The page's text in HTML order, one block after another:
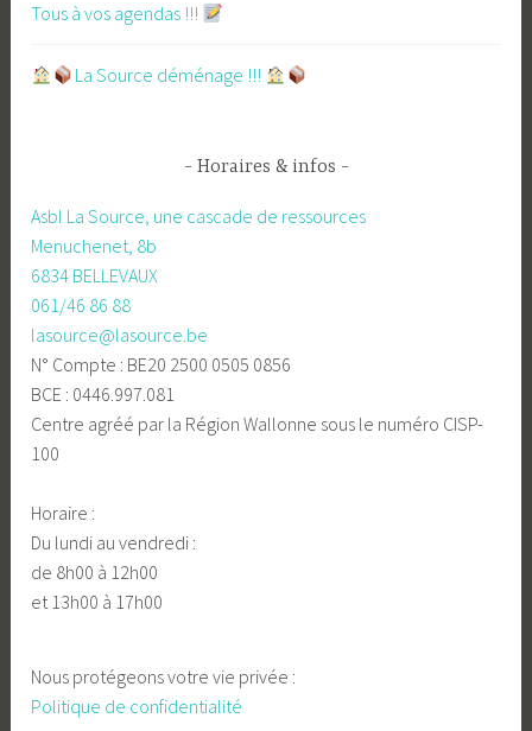
Tous à vos agendas !!!
​La Source déménage !!!
Horaires & infos
Asbl La Source, une cascade de ressources
Menuchenet, 8b
6834 BELLEVAUX
061/46 86 88
lasource@lasource.be
N° Compte : BE20 2500 0505 0856
BCE : 0446.997.081
Centre agréé par la Région Wallonne sous le numéro CISP-
100
Horaire :
Du lundi au vendredi :
de 8h00 à 12h00
et 13h00 à 17h00
Nous protégeons votre vie privée :
Politique de confidentialité